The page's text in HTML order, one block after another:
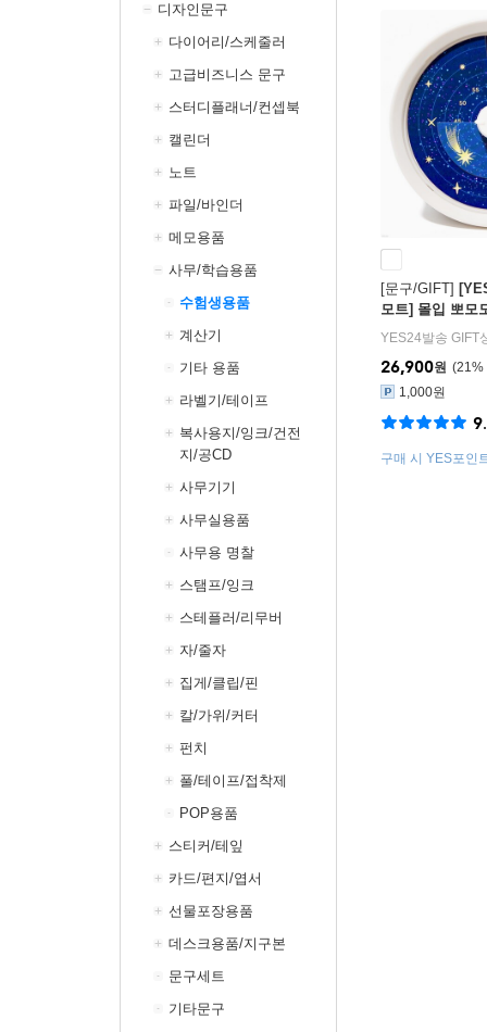
디자인문구
다이어리/스케줄러
고급비즈니스 문구
스터디플래너/컨셉북
캘린더
노트
파일/바인더
메모용품
사무/학습용품
수험생용품
계산기
기타 용품
라벨기/테이프
복사용지/잉크/건전
지/공CD
사무기기
사무실용품
사무용 명찰
스탬프/잉크
스테플러/리무버
자/줄자
집게/클립/핀
칼/가위/커터
펀치
풀/테이프/접착제
POP용품
스티커/테잎
카드/편지/엽서
선물포장용품
데스크용품/지구본
문구세트
기타문구
[문구/GIFT]
모트] 몰입 뽀모
말해봐
YES24발송 GIFT
구매 시 YES포인
21%
26,900원
1,000원